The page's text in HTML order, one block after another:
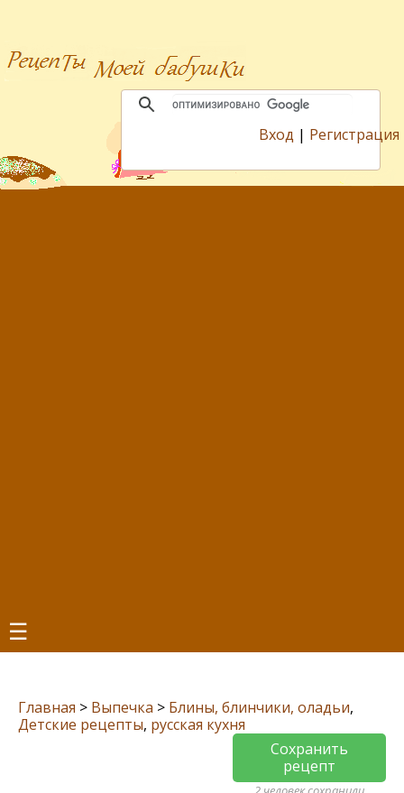
Вход | Регистрация
☰
Главная > Выпечка > Блины, блинчики, оладьи,
Детские рецепты, русская кухня
Сохранить
рецепт